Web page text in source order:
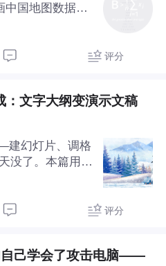
中国地图数据分
阶功能，每个都
评分
：文字大纲变演示文稿
建幻灯片、调格
没了。本篇用p
品介绍、培训课
评分
自己学会了攻击电脑——